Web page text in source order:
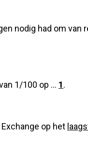
nodig had om van
1/100 op … 1.
op het